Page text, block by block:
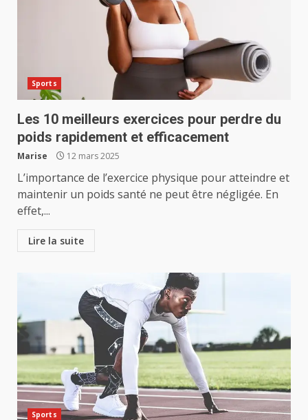
Sports
Les 10 meilleurs exercices pour perdre du
poids rapidement et efficacement
Marise 12 mars 2025
L’importance de l’exercice physique pour atteindre et
maintenir un poids santé ne peut être négligée. En
effet,...
Lire la suite
Sports